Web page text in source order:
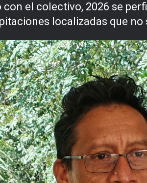
el colectivo, 2026 se
localizadas que